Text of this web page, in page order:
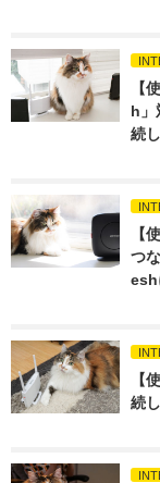
【
h」
続
【
つ
esh
【
続